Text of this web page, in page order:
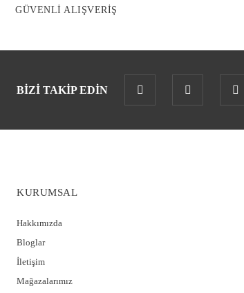
GÜVENLİ ALIŞVERİŞ
BİZİ TAKİP EDİN
KURUMSAL
Hakkımızda
Bloglar
İletişim
Mağazalarımız